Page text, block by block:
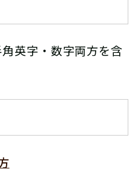
英字・数字両方を含